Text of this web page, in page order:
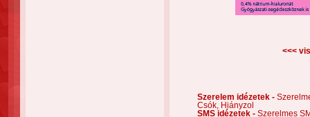
<<<
Szerelem idézetek -
Csók,
Hiányzol
SMS idézetek - Szerelmes